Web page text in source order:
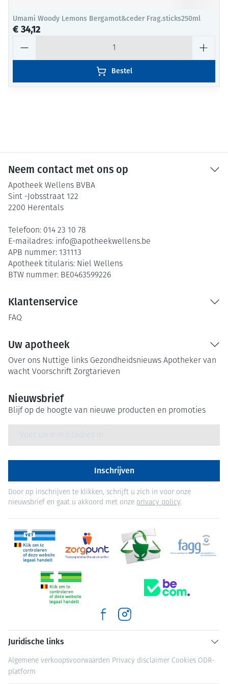
Umami Woody Lemons Bergamot&ceder Frag.sticks250ml
€ 34,12
Bestel
Neem contact met ons op
Apotheek Wellens BVBA
Sint -Jobsstraat 122
2200 Herentals
Telefoon: 014 23 10 78
E-mailadres: info@apotheekwellens.be
APB nummer: 131113
Apotheek titularis: Niel Wellens
BTW nummer: BE0463599226
Klantenservice
FAQ
Uw apotheek
Over ons Nuttige links Gezondheidsnieuws Apotheker van
wacht Voorschrift Zorgtarieven
Nieuwsbrief
Blijf op de hoogte van nieuwe producten en promoties
Inschrijven
Door op inschrijven te klikken, schrijft u zich in voor onze
nieuwsbrief en gaat u akkoord met onze privacy policy.
Juridische links
Algemene verkoopsvoorwaarden Privacy disclaimer Cookies ODR-
platform